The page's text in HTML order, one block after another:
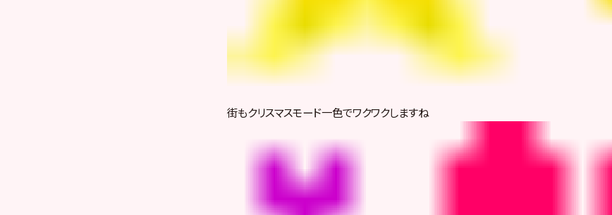
街もクリスマスモード一色でワクワクしますね